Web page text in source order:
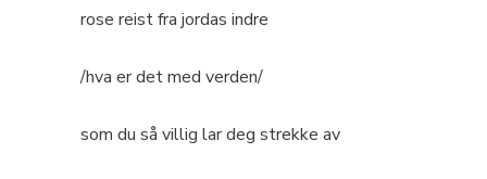
rose reist fra jordas indre
/hva er det med verden/
som du så villig lar deg strekke av